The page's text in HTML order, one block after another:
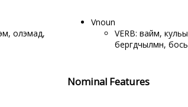
олэмад,
Vnoun
VERB: вайӧм,
бергӧдчылӧмӧн,
Nominal Features